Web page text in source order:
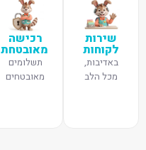
שירות
לקוחות
באדיבות,
מכל הלב
רכישה
מאובטחת
תשלומים
מאובטחים